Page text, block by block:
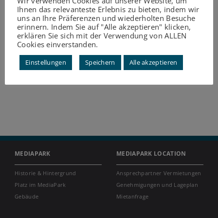
wie bei einer Choreographie mitbewegen.
18:30 Uhr
EINTRITT FREI!
https://sommer.koeln/termine/
MEDIAPARK
Historie & Hintergrund
Platz im MediaPark
Gebäude
MEDIAPARK LOCATION
Ansprechpartner Vermietungen
Genehmigungen und Lageplan
Mietanfrage
Ihnen das relevanteste Erlebnis zu bieten, indem wir
uns an Ihre Präferenzen und wiederholten Besuche
erinnern. Indem Sie auf "Alle akzeptieren" klicken,
erklären Sie sich mit der Verwendung von ALLEN
Cookies einverstanden.
Einstellungen Speichern Alle akzeptieren